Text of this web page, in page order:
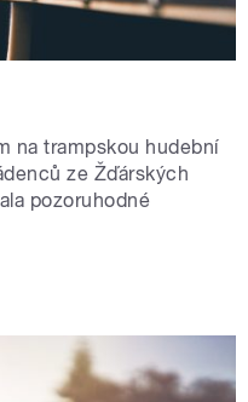
na trampskou hudební
ze Žďárských
pozoruhodné